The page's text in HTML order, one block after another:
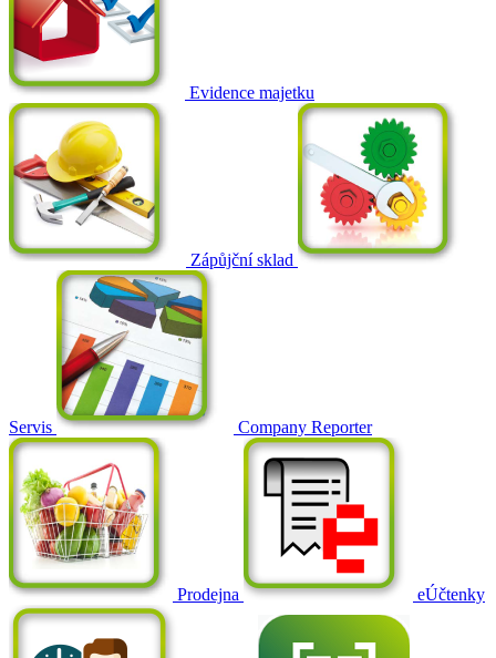
Evidence majetku
Zápůjční sklad
Servis Company Reporter
Prodejna eÚčtenky